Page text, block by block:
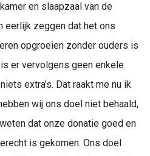
en slaapzaal van de
eerlijk zeggen dat het ons
opgroeien zonder ouders is
er vervolgens geen enkele
extra’s. Dat raakt me nu ik
wij ons doel niet behaald,
dat onze donatie goed en
is gekomen. Ons doel